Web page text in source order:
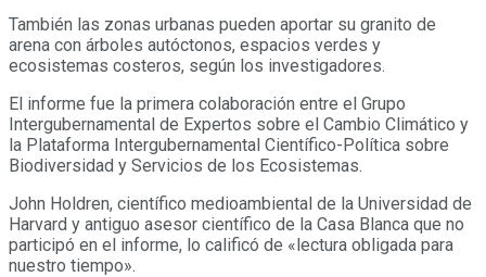
También las zonas urbanas pueden aportar su granito de
arena con árboles autóctonos, espacios verdes y
ecosistemas costeros, según los investigadores.
El informe fue la primera colaboración entre el Grupo
Intergubernamental de Expertos sobre el Cambio Climático y
la Plataforma Intergubernamental Científico-Política sobre
Biodiversidad y Servicios de los Ecosistemas.
John Holdren, científico medioambiental de la Universidad de
Harvard y antiguo asesor científico de la Casa Blanca que no
participó en el informe, lo calificó de «lectura obligada para
nuestro tiempo».